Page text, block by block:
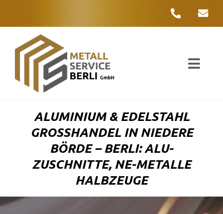
ALUMINIUM & EDELSTAHL
GROSSHANDEL IN NIEDERE B
ÖRDE – BERLI: ALU-Z
USCHNITTE, NE-METALLE H
ALBZEUGE